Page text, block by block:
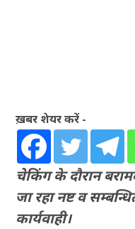
ख़बर शेयर करें -
चेकिंग के दौरान
जा रहा नष्ट व
कार्यवाही।